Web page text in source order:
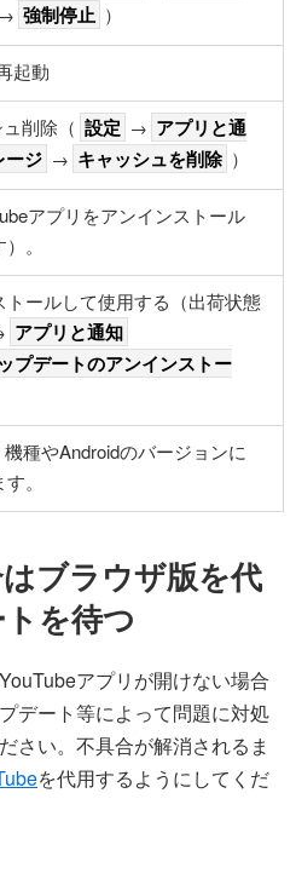
→ 強制停止 ）
起動
削除（ 設定 → アプリと通
ージ → キャッシュを削除 ）
アプリをアンインストール
。
ールして使用する（出荷状態
アプリと通知
プデートのアンインストー
種やAndroidのバージョンに
。
ブラウザ版を代
を待つ
アプリが開けない場合
デート等によって問題に対処
さい。不具合が解消されるま
を代用するようにしてくだ